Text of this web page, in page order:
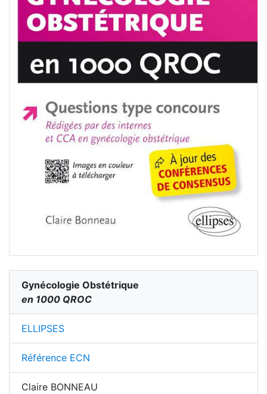
Gynécologie Obstétrique
en 1000 QROC
ELLIPSES
Référence ECN
Claire BONNEAU